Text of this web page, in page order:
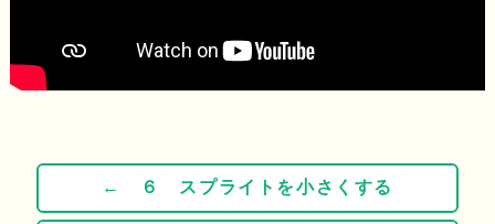
← ６ スプライトを小さくする